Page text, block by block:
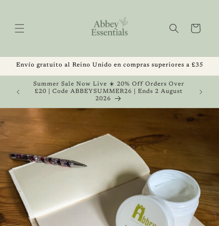
Carrito
Envío gratuito al Reino Unido en compras superiores a £35
Summer Sale Now Live ☀️ 20% Off Orders Over
£20 | Code ABBEYSUMMER26 | Ends 2 August
2026